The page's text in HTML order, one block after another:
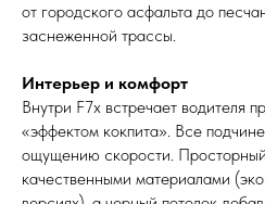
от городского асфальта до
заснеженной трассы.
Интерьер и комфорт
Внутри F7x встречает водителя
«эффектом кокпита». Все
ощущению скорости.
качественными материалами